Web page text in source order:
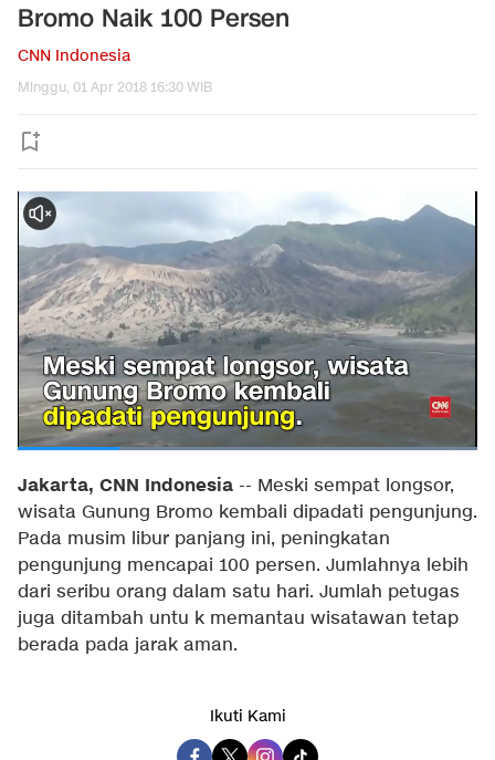
Bromo Naik 100 Persen
CNN Indonesia
Minggu, 01 Apr 2018 16:30 WIB
Jakarta, CNN Indonesia -- Meski sempat longsor,
wisata Gunung Bromo kembali dipadati pengunjung.
Pada musim libur panjang ini, peningkatan
pengunjung mencapai 100 persen. Jumlahnya lebih
dari seribu orang dalam satu hari. Jumlah petugas
juga ditambah untu k memantau wisatawan tetap
berada pada jarak aman.
Ikuti Kami